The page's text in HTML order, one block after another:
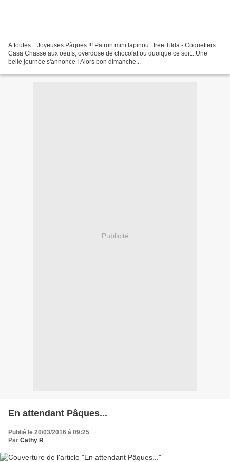
A toutes... Joyeuses Pâques !!! Patron mini lapinou : free Tilda - Coquetiers
Casa Chasse aux oeufs, overdose de chocolat ou quoique ce soit...Une
belle journée s'annonce ! Alors bon dimanche...
Publicité
En attendant Pâques...
Publié le 20/03/2016 à 09:25
Par Cathy R